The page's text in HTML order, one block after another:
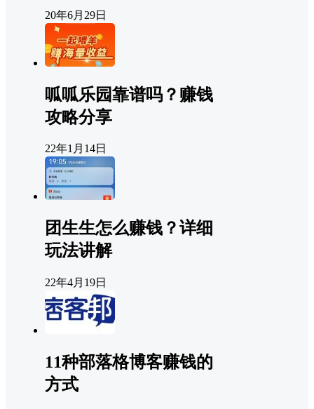
20年6月29日
呱呱乐园靠谱吗？赚钱
攻略分享
22年1月14日
团生生怎么赚钱？详细
玩法讲解
22年4月19日
11种部落格博客赚钱的
方式